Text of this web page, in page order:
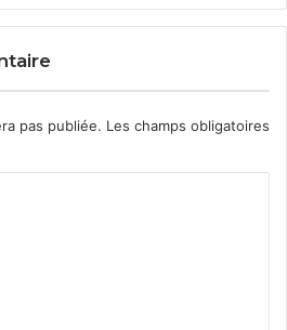
pas publiée. Les champs obligatoires